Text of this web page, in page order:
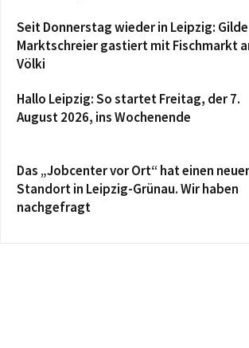
Seit Donnerstag wieder in Leipzig:
Marktschreier gastiert mit Fischmarkt
Völki
Hallo Leipzig: So startet Freitag, der 7.
August 2026, ins Wochenende
Das „Jobcenter vor Ort“ hat einen
Standort in Leipzig-Grünau. Wir haben
nachgefragt